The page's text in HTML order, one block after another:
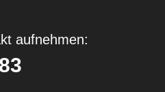
aufnehmen: